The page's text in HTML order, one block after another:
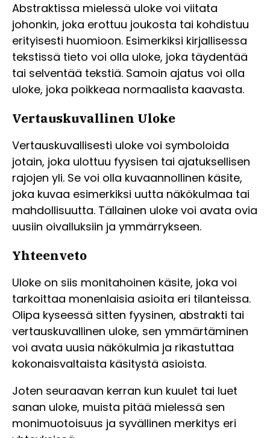
Abstraktissa mielessä uloke voi viitata
johonkin, joka erottuu joukosta tai kohdistuu
erityisesti huomioon. Esimerkiksi kirjallisessa
tekstissä tieto voi olla uloke, joka täydentää
tai selventää tekstiä. Samoin ajatus voi olla
uloke, joka poikkeaa normaalista kaavasta.
Vertauskuvallinen Uloke
Vertauskuvallisesti uloke voi symboloida
jotain, joka ulottuu fyysisen tai ajatuksellisen
rajojen yli. Se voi olla kuvaannollinen käsite,
joka kuvaa esimerkiksi uutta näkökulmaa tai
mahdollisuutta. Tällainen uloke voi avata ovia
uusiin oivalluksiin ja ymmärrykseen.
Yhteenveto
Uloke on siis monitahoinen käsite, joka voi
tarkoittaa monenlaisia asioita eri tilanteissa.
Olipa kyseessä sitten fyysinen, abstrakti tai
vertauskuvallinen uloke, sen ymmärtäminen
voi avata uusia näkökulmia ja rikastuttaa
kokonaisvaltaista käsitystä asioista.
Joten seuraavan kerran kun kuulet tai luet
sanan uloke, muista pitää mielessä sen
monimuotoisuus ja syvällinen merkitys eri